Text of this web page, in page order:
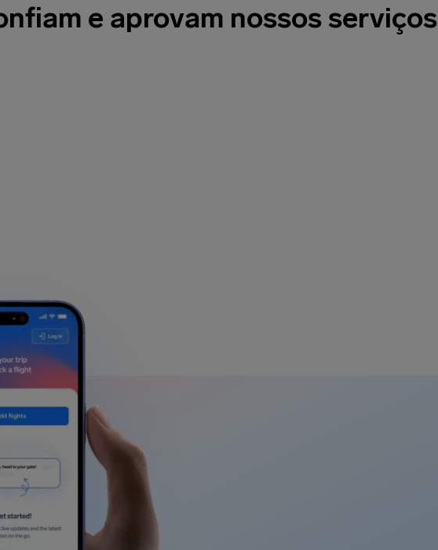
e aprovam nossos serviços